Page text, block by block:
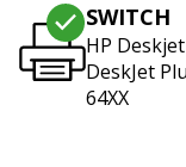
SWITCH
HP Deskjet
DeskJet
64XX